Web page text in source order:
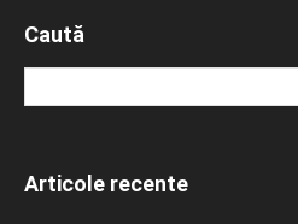
Caută
Articole recente